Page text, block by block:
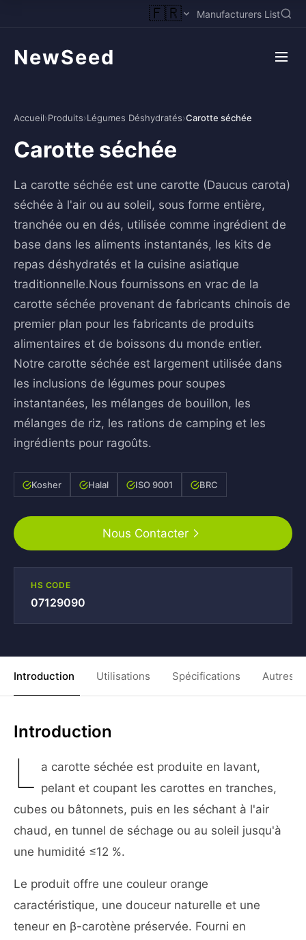
🇫🇷 Manufacturers List
NewSeed
Accueil›Produits›Légumes Déshydratés›Carotte séchée
Carotte séchée
La carotte séchée est une carotte (Daucus carota)
séchée à l'air ou au soleil, sous forme entière,
tranchée ou en dés, utilisée comme ingrédient de
base dans les aliments instantanés, les kits de
repas déshydratés et la cuisine asiatique
traditionnelle.Nous fournissons en vrac de la
carotte séchée provenant de fabricants chinois de
premier plan pour les fabricants de produits
alimentaires et de boissons du monde entier.
Notre carotte séchée est largement utilisée dans
les inclusions de légumes pour soupes
instantanées, les mélanges de bouillon, les
mélanges de riz, les rations de camping et les
ingrédients pour ragoûts.
Kosher Halal ISO 9001 BRC
Nous Contacter
HS CODE
07129090
Introduction Utilisations Spécifications Autres
Introduction
L a carotte séchée est produite en lavant,
pelant et coupant les carottes en tranches,
cubes ou bâtonnets, puis en les séchant à l'air
chaud, en tunnel de séchage ou au soleil jusqu'à
une humidité ≤12 %.
Le produit offre une couleur orange
caractéristique, une douceur naturelle et une
teneur en β-carotène préservée. Fourni en